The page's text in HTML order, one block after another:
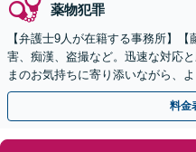
薬物犯罪
【弁護士9人が在籍する事務所】
害、痴漢、盗撮など。迅速な対応
まのお気持ちに寄り添いながら、
ョンを着実に行います
料金